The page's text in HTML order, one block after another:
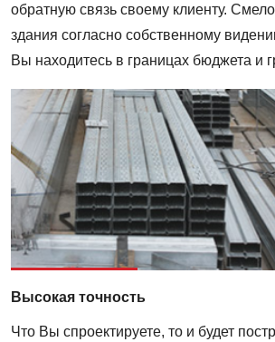
обратную связь своему клиенту.
здания согласно собственному
Вы находитесь в границах бюджета и
Высокая точность
Что Вы спроектируете, то и будет